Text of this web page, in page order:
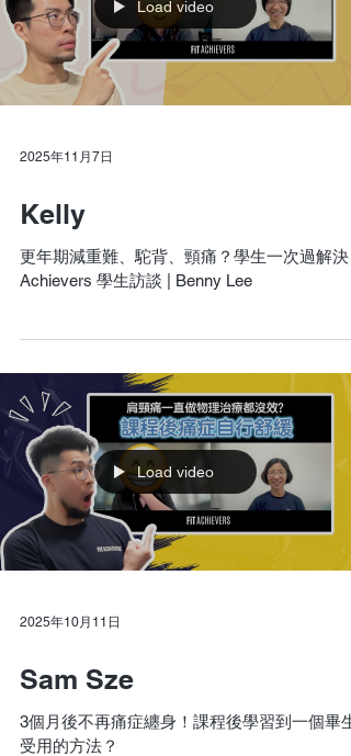
Load video
2025年11月7日
Kelly
更年期減重難、駝背、頸痛？學生一次過解決
Achievers 學生訪談 | Benny Lee
Load video
2025年10月11日
Sam Sze
3個月後不再痛症纏身！課程後學習到一個畢生
受用的方法？